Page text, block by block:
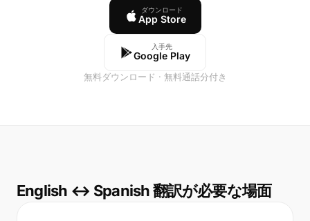
ダウンロード
App Store
入手先
Google Play
無料ダウンロード · 無料通話分付き
English ↔ Spanish 翻訳が必要な場面